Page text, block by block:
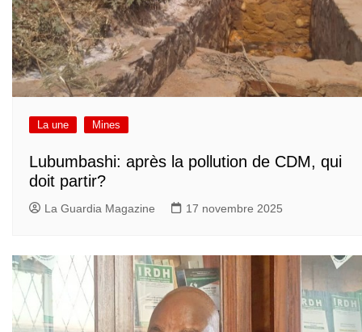
La une Mines
Lubumbashi: après la pollution de CDM, qui
doit partir?
La Guardia Magazine 17 novembre 2025